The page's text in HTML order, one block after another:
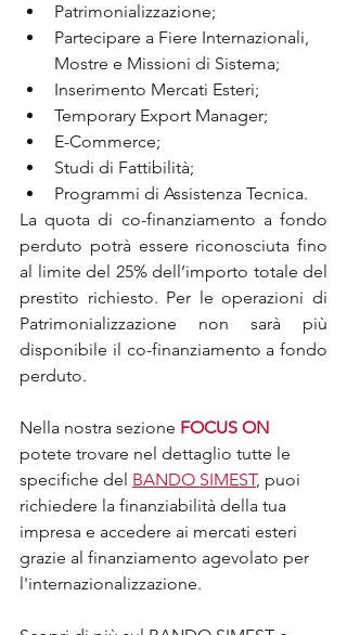
Patrimonializzazione;
Partecipare a Fiere Internazionali,
Mostre e Missioni di Sistema;
Inserimento Mercati Esteri;
Temporary Export Manager;
E-Commerce;
Studi di Fattibilità;
Programmi di Assistenza Tecnica.
La quota di co-finanziamento a fondo
perduto potrà essere riconosciuta fino
al limite del 25% dell’importo totale del
prestito richiesto. Per le operazioni di
Patrimonializzazione non sarà più
disponibile il co-finanziamento a fondo
perduto.
Nella nostra sezione FOCUS ON
potete trovare nel dettaglio tutte le
specifiche del BANDO SIMEST, puoi
richiedere la finanziabilità della tua
impresa e accedere ai mercati esteri
grazie al finanziamento agevolato per
l'internazionalizzazione.